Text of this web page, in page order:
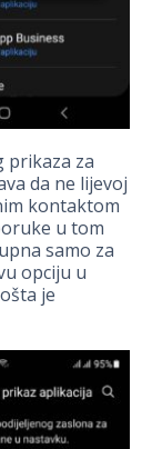
prikaza za
da ne lijevoj
kontaktom
u tom
samo za
opciju u
je